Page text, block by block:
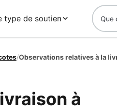
type de soutien
/
à